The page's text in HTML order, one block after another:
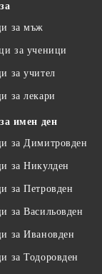
за мъж
за ученици
за учител
за лекари
имен ден
за Димитровден
за Никулден
за Петровден
за Васильовден
за Ивановден
за Тодоровден